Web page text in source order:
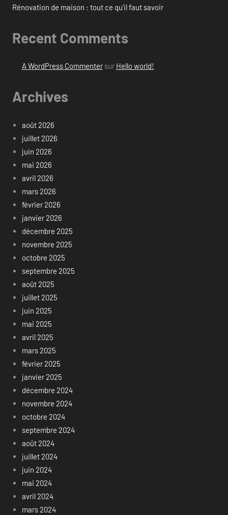
Rénovation de maison : tout ce qu’il faut savoir
Recent Comments
A WordPress Commentersur Hello world!
Archives
août 2026
juillet 2026
juin 2026
mai 2026
avril 2026
mars 2026
février 2026
janvier 2026
décembre 2025
novembre 2025
octobre 2025
septembre 2025
août 2025
juillet 2025
juin 2025
mai 2025
avril 2025
mars 2025
février 2025
janvier 2025
décembre 2024
novembre 2024
octobre 2024
septembre 2024
août 2024
juillet 2024
juin 2024
mai 2024
avril 2024
mars 2024